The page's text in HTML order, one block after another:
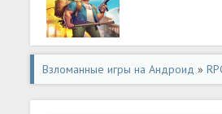
Взломанные игры на Андроид »
Жизнь Метавселенной (Много